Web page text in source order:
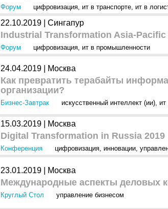
Форум цифровизация, ит в транспорте, ит в
22.10.2019 | Сингапур
Industrial Transformation Asia-Pacific
Форум цифровизация, ит в промышленности
24.04.2019 | Москва
Как превратить терабайты
организации?
Бизнес-Завтрак искусственный интеллект (ии), ит
15.03.2019 | Москва
Digital Transformation in Russia 2019
Конференция цифровизация, инновации,
23.01.2019 | Москва
Международные аспекты деловых
Круглый Стол управление бизнесом